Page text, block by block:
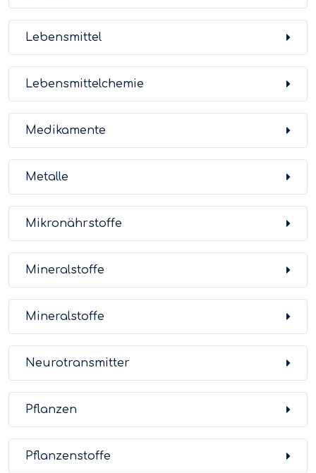
Lebensmittel
Lebensmittelchemie
Medikamente
Metalle
Mikronährstoffe
Mineralstoffe
Mineralstoffe
Neurotransmitter
Pflanzen
Pflanzenstoffe